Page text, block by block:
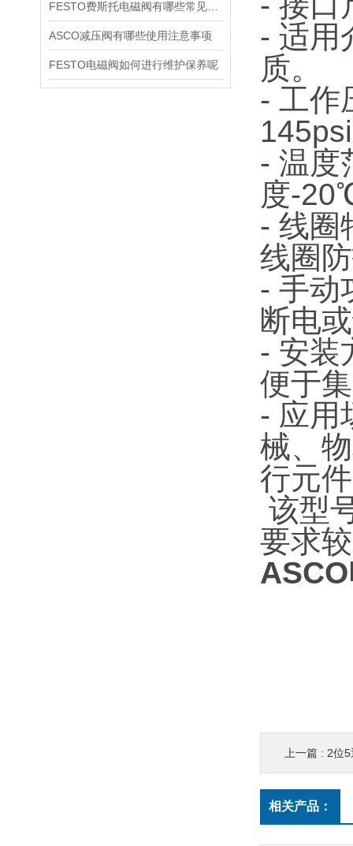
ASCO减压阀有哪些使用注意事项
FESTO电磁阀如何进行维护保养呢
- 适用
质。
- 工作
- 温度
度-
- 线圈
线圈
- 手动
断电
- 安装
便于
- 应用
械、
行元
该型
要求
上一篇 : 2位5
相关产品：